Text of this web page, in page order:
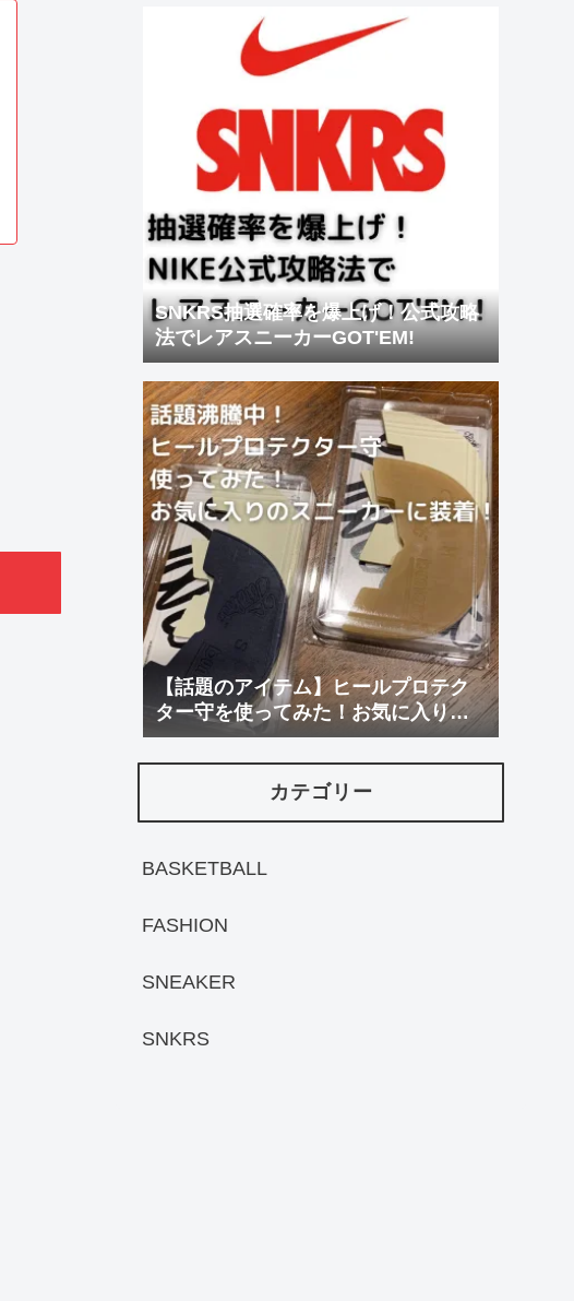
SNKRS抽選確率を爆上げ！公式攻略
法でレアスニーカーGOT'EM!
【話題のアイテム】ヒールプロテク
ター守を使ってみた！お気に入りに
装着！
カテゴリー
BASKETBALL
FASHION
SNEAKER
SNKRS